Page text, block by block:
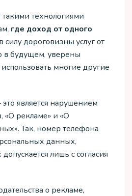
технологиями
где доход от одного
силу дороговизны услуг от
в будущем, уверены
многие другие
является нарушением
«О рекламе» и «О
Так, номер телефона
данных,
лишь с согласия
о рекламе,